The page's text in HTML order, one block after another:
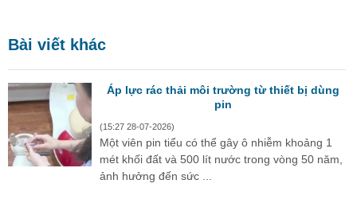
Bài viết khác
Áp lực rác thải môi trường từ thiết bị dùng
pin
(15:27 28-07-2026)
Một viên pin tiểu có thể gây ô nhiễm khoảng 1
mét khối đất và 500 lít nước trong vòng 50 năm,
ảnh hưởng đến sức ...